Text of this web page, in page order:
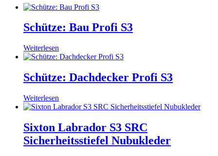
Schütze: Bau Profi S3
Weiterlesen
Schütze: Dachdecker Profi S3
Weiterlesen
Sixton Labrador S3 SRC
Sicherheitsstiefel Nubukleder